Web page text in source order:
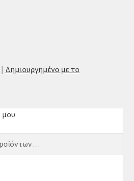
Δημιουργημένο με το
μου